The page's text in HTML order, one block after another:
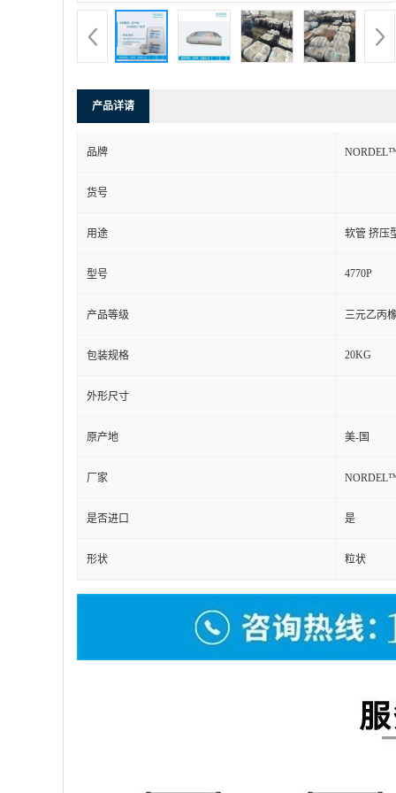
产品详请
品牌
货号
用途 软管 挤压
型号 4770P
产品等级 三元乙丙
包装规格 20KG
外形尺寸
原产地 美-国
厂家
是否进口 是
形状 粒状